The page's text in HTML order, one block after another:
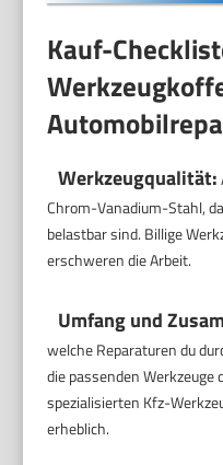
Kauf-
Werkzeugqualität:
Chrom-Vanadium-Stahl,
belastbar sind. Billige
erschweren die Arbeit.
Umfang und
welche Reparaturen du
die passenden
spezialisierten Kfz-
erheblich.